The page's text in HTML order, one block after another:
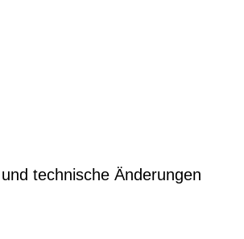
technische Änderungen